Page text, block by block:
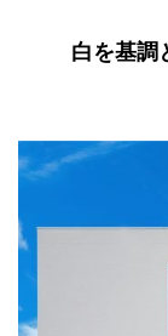
白を基調